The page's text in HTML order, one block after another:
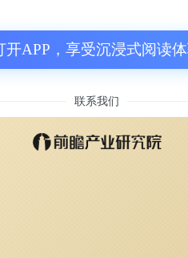
彼长”，却暴露出知乎
天然矛盾。
开APP，享受沉浸式阅读
联系我们